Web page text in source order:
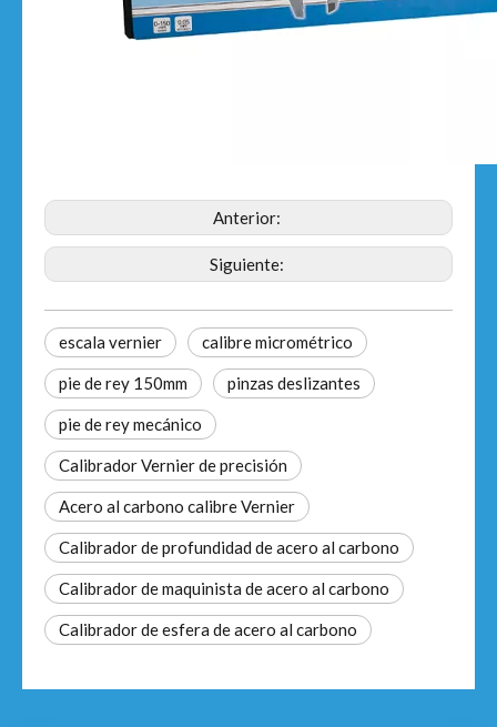
Anterior:
Siguiente:
escala vernier calibre micrométrico
pie de rey 150mm pinzas deslizantes
pie de rey mecánico
Calibrador Vernier de precisión
Acero al carbono calibre Vernier
Calibrador de profundidad de acero al carbono
Calibrador de maquinista de acero al carbono
Calibrador de esfera de acero al carbono